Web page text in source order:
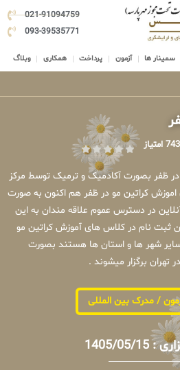
021-91094759
093-39535771
سمینار ها آزمون پرداخت همکاری وبلاگ
743 امتیاز
در ظفر بصورت آکادمیک و ترمیک توسط مرکز
کراتین مو در ظفر هم اکنون به صورت
در دسترس عموم علاقه مندان به این
ثبت نام در کلاس های آموزش کراتین مو
سایر شهر ها و استان ها هستند بصورت
/ مدرک بین المللی
05/15